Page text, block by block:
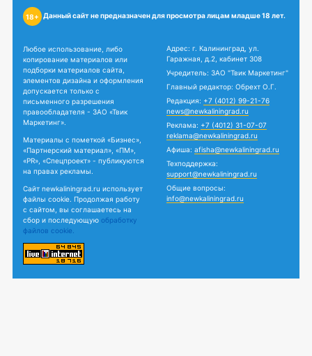
18+ Данный сайт не предназначен для просмотра лицам младше 18 лет.
Любое использование, либо
копирование материалов или
подборки материалов сайта,
элементов дизайна и оформления
допускается только с
письменного разрешения
правообладателя - ЗАО «Твик
Маркетинг».
Материалы с пометкой «Бизнес»,
«Партнерский материал», «ПМ»,
«PR», «Спецпроект» - публикуются
на правах рекламы.
Сайт newkaliningrad.ru использует
файлы cookie. Продолжая работу
с сайтом, вы соглашаетесь на
сбор и последующую обработку
файлов cookie.
Адрес: г. Калининград, ул.
Гаражная, д.2, кабинет 308
Учредитель: ЗАО "Твик Маркетинг"
Главный редактор: Обрехт О.Г.
Редакция: +7 (4012) 99-21-76
news@newkaliningrad.ru
Реклама: +7 (4012) 31-07-07
reklama@newkaliningrad.ru
Афиша: afisha@newkaliningrad.ru
Техподдержка:
support@newkaliningrad.ru
Общие вопросы:
info@newkaliningrad.ru